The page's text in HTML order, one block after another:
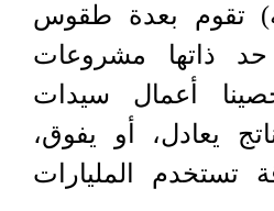
تقوم بعدة طقوس
ذاتها مشروعات
أعمال سيدات
يعادل، أو يفوق،
تستخدم المليارات